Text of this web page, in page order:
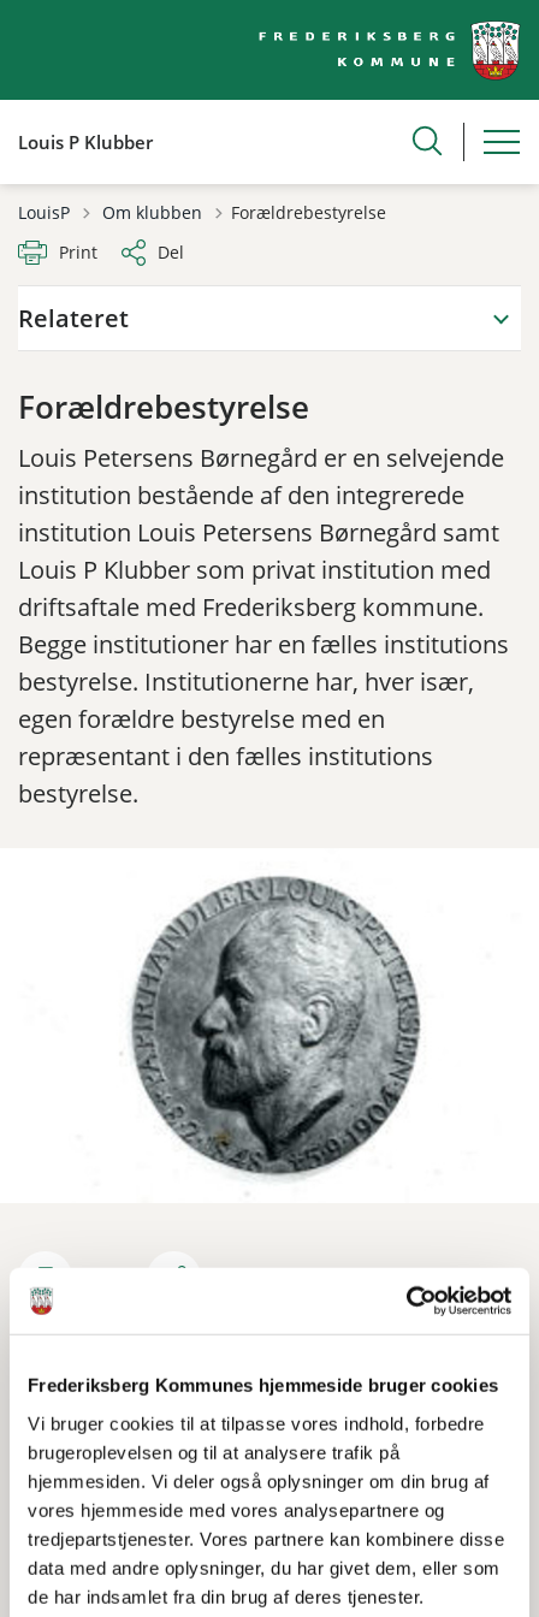
Frederiksberg Kommunes hjemmeside bruger cookies
Vi bruger cookies til at tilpasse vores indhold, forbedre
brugeroplevelsen og til at analysere trafik på
hjemmesiden. Vi deler også oplysninger om din brug af
vores hjemmeside med vores analysepartnere og
tredjepartstjenester. Vores partnere kan kombinere disse
data med andre oplysninger, du har givet dem, eller som
de har indsamlet fra din brug af deres tjenester.
Louis P Klubber
LouisP Tilbage til
Om klubben
Forældrebestyrelse
Print
Del
Relateret
Forældrebestyrelse
Louis Petersens Børnegård er en selvejende
institution bestående af den integrerede
institution Louis Petersens Børnegård samt
Louis P Klubber som privat institution med
driftsaftale med Frederiksberg kommune.
Begge institutioner har en fælles institutions
bestyrelse. Institutionerne har, hver især,
egen forældre bestyrelse med en
repræsentant i den fælles institutions
bestyrelse.
Klubbens forældrebestyrelse
Formand/forperson
Kirsten Freese Orias, Sylvester 5. kl. (på valg 2025)
26 70 75 50
kirstenfreeseorias@gmail.com